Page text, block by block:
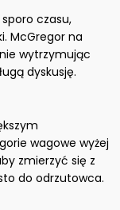
czasu,
McGregor na
wytrzymując
dyskusję.
wagowe wyżej
zmierzyć się z
do odrzutowca.